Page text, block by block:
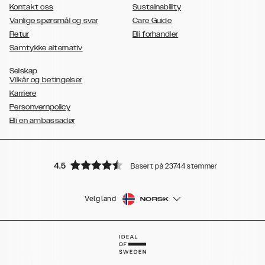
Kontakt oss
Vanlige spørsmål og svar
Retur
Samtykke alternativ
Sustainability
Care Guide
Bli forhandler
Selskap
Vilkår og betingelser
Karriere
Personvernpolicy
Bli en ambassadør
4.5 Basert på 23744 stemmer
Velg land NORSK